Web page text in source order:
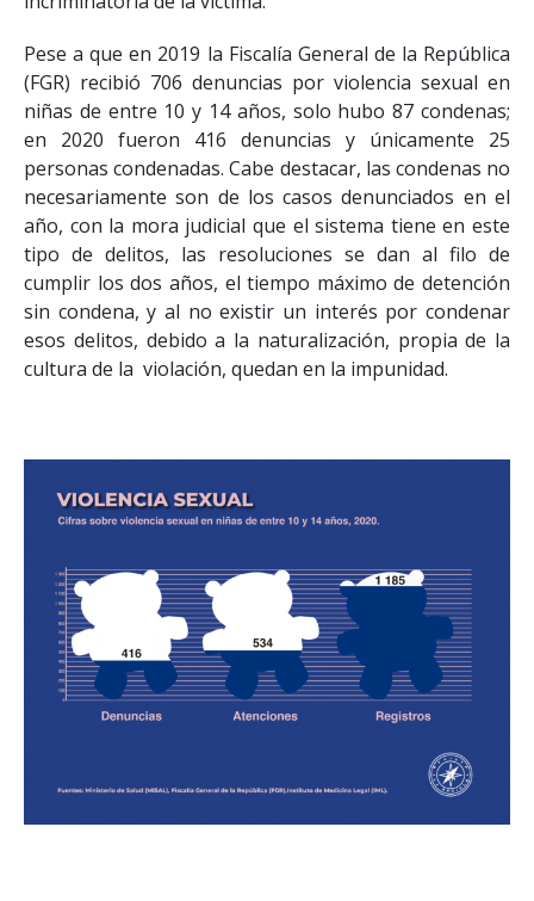
Pese a que en 2019 la Fiscalía General de la República
(FGR) recibió 706 denuncias por violencia sexual en
niñas de entre 10 y 14 años, solo hubo 87 condenas;
en 2020 fueron 416 denuncias y únicamente 25
personas condenadas. Cabe destacar, las condenas no
necesariamente son de los casos denunciados en el
año, con la mora judicial que el sistema tiene en este
tipo de delitos, las resoluciones se dan al filo de
cumplir los dos años, el tiempo máximo de detención
sin condena, y al no existir un interés por condenar
esos delitos, debido a la naturalización, propia de la
cultura de la violación, quedan en la impunidad.